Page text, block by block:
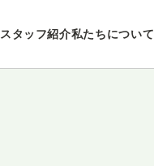
スタッフ紹介私たちについて